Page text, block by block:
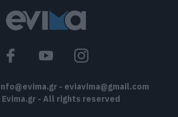
- eviavima@gmail.com
Evima.gr - All rights reserved